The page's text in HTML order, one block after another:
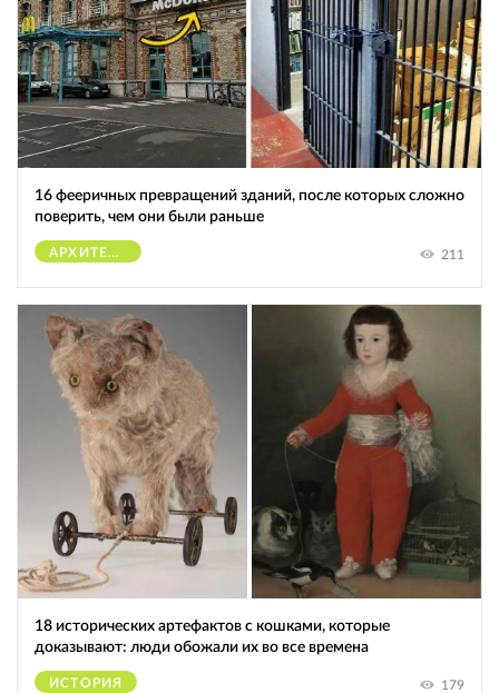
16 фееричных превращений зданий, после которых сложно
поверить, чем они были раньше
АРХИТЕКТУРА 211
18 исторических артефактов с кошками, которые
доказывают: люди обожали их во все времена
ИСТОРИЯ 179